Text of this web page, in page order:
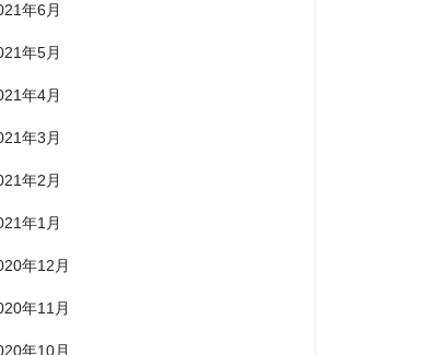
年6月
年5月
年4月
年3月
年2月
年1月
年12月
年11月
年10月